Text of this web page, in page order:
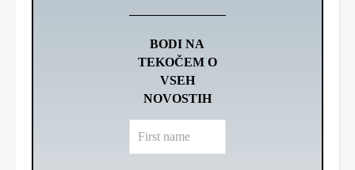
BODI NA
TEKOČEM O
VSEH
NOVOSTIH
name